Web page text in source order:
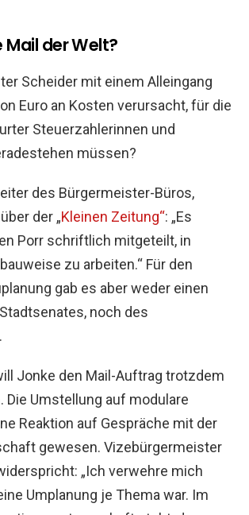
der Welt?
Scheider mit einem Alleingang
Euro an Kosten verursacht, für die
Steuerzahlerinnen und
müssen?
des Bürgermeister-Büros,
der „Kleinen Zeitung“: „Es
Porr schriftlich mitgeteilt, in
zu arbeiten.“ Für den
gab es aber weder einen
noch des
Jonke den Mail-Auftrag trotzdem
Die Umstellung auf modulare
Reaktion auf Gespräche mit der
gewesen. Vizebürgermeister
„Ich verwehre mich
Umplanung je Thema war. Im